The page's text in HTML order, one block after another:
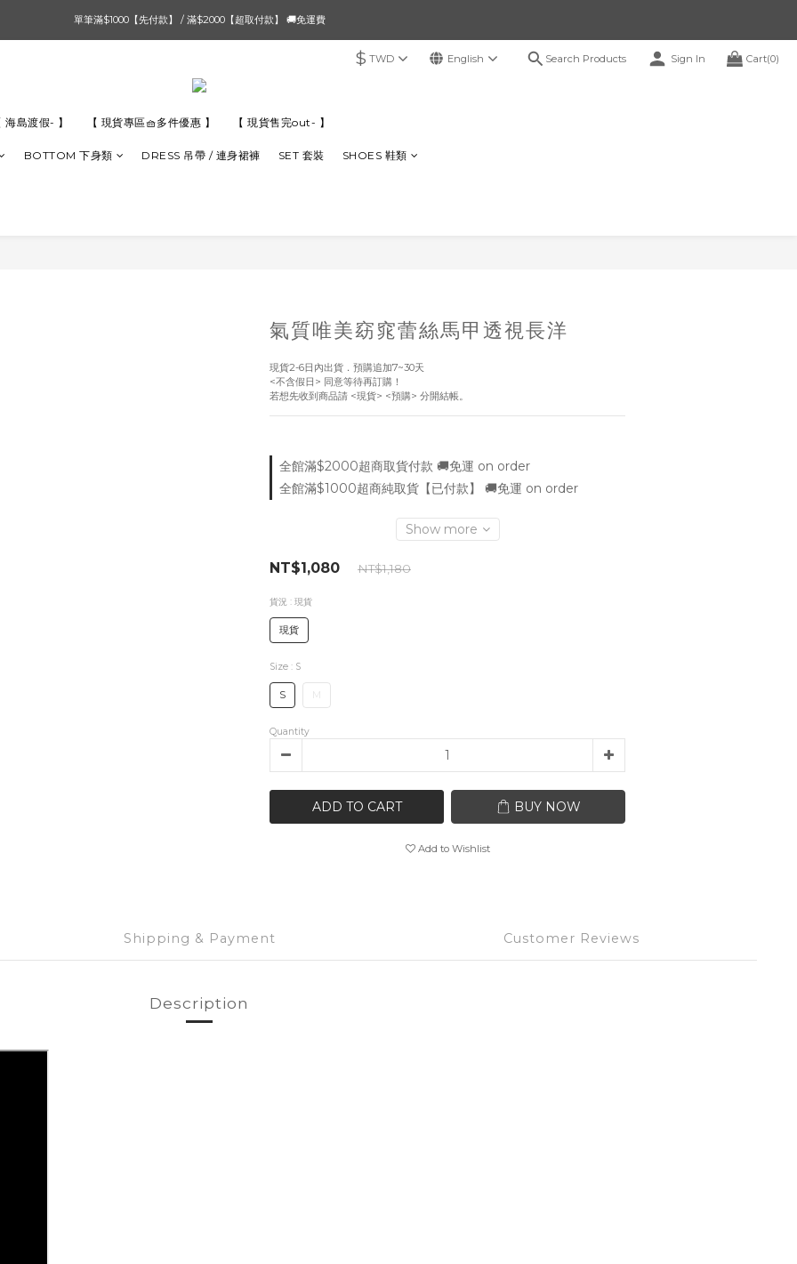
單筆滿$1000【先付款】 / 滿$2000【超取付款】 🚚免運費
單筆滿$1000【先付款】 / 滿$2000【超取付款】 🚚免運費
$ TWD English Search Products Sign In Cart(0)
海島渡假- 】 【 現貨專區🧺多件優惠 】 【 現貨售完out- 】
BOTTOM 下身類 DRESS 吊帶 / 連身裙褲 SET 套裝 SHOES 鞋類
氣質唯美窈窕蕾絲馬甲透視長洋
現貨2-6日內出貨．預購追加7~30天
<不含假日> 同意等待再訂購！
若想先收到商品請 <現貨> <預購> 分開結帳。
全館滿$2000超商取貨付款 🚚免運 on order
全館滿$1000超商純取貨【已付款】 🚚免運 on order
Show more
NT$1,080 NT$1,180
貨況 : 現貨
現貨
Size : S
S M
Quantity
ADD TO CART BUY NOW
Add to Wishlist
Shipping & Payment Customer Reviews
Description